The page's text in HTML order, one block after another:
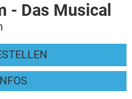
- Das Musical